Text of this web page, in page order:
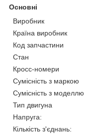
Основні
Виробник
Країна виробник
Код запчастини
Стан
Кросс-номери
Сумісність з маркою
Сумісність з моделлю
Тип двигуна
Напруга:
Кількість з'єднань: